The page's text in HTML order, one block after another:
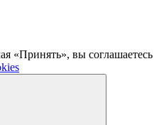
«Принять», вы соглашаетесь